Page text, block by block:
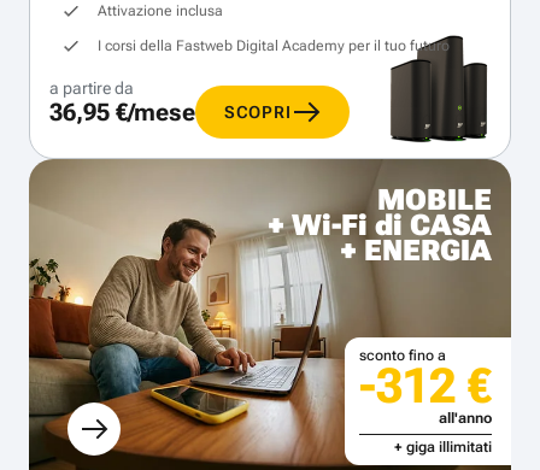
Attivazione inclusa
I corsi della Fastweb Digital Academy per il tuo futuro
a partire da
36,95 €/mese SCOPRI
MOBILE
+ Wi-Fi di CASA
+ ENERGIA
sconto fino a
-312 €
all'anno
+ giga illimitati